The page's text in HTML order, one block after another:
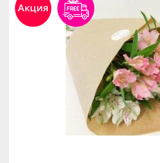
Акция